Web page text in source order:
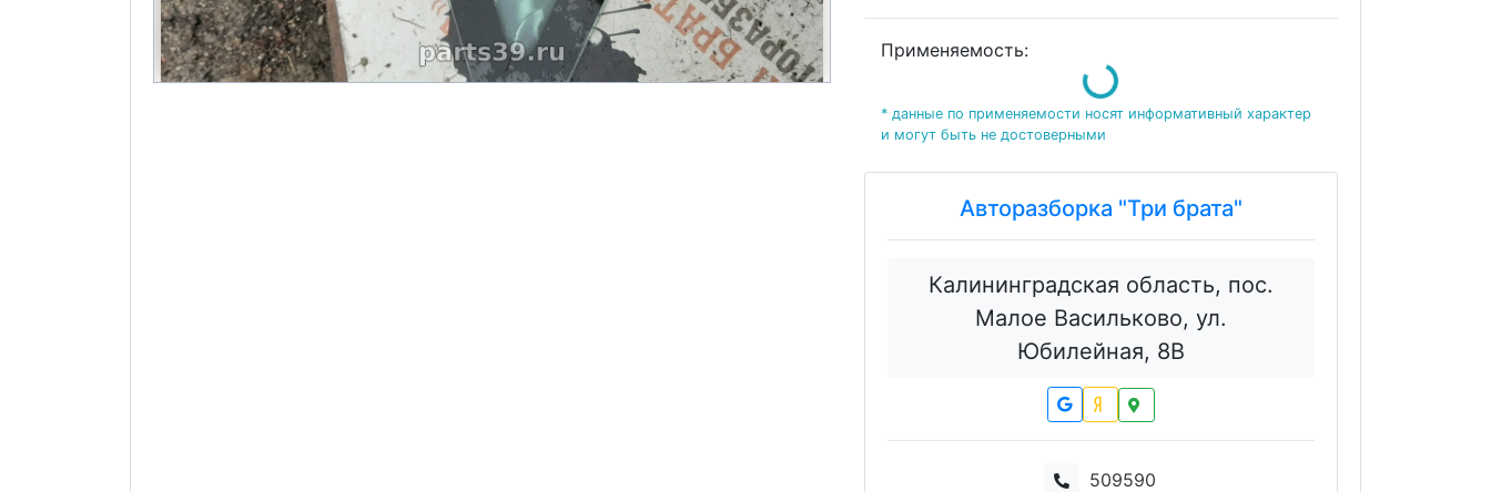
Применяемость:
Loading...
* данные по применяемости носят информативный характер
и могут быть не достоверными
Авторазборка "Три брата"
Калининградская область, пос.
Малое Васильково, ул.
Юбилейная, 8В
509590